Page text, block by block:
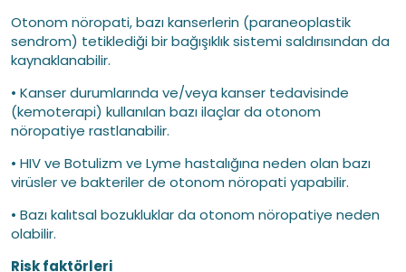
Otonom nöropati, bazı kanserlerin (paraneoplastik
sendrom) tetiklediği bir bağışıklık sistemi saldırısından da
kaynaklanabilir.
• Kanser durumlarında ve/veya kanser tedavisinde
(kemoterapi) kullanılan bazı ilaçlar da otonom
nöropatiye rastlanabilir.
• HIV ve Botulizm ve Lyme hastalığına neden olan bazı
virüsler ve bakteriler de otonom nöropati yapabilir.
• Bazı kalıtsal bozukluklar da otonom nöropatiye neden
olabilir.
Risk faktörleri